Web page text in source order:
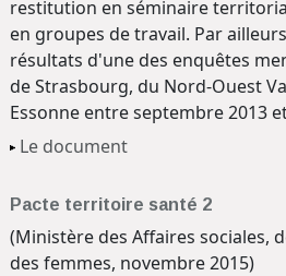
restitution en séminaire
en groupes de travail. Par
résultats d'une des enquêtes
de Strasbourg, du Nord-Ouest
Essonne entre septembre 2013
Le document
Pacte territoire santé 2
(Ministère des Affaires sociales,
des femmes, novembre 2015)